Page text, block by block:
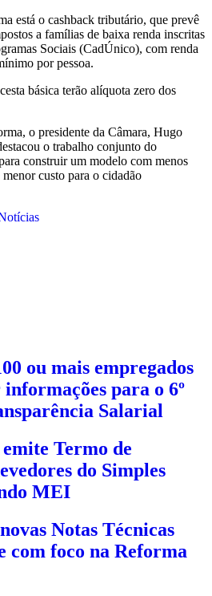
está o cashback tributário, que prevê
a famílias de baixa renda inscritas
Sociais (CadÚnico), com renda
por pessoa.
básica terão alíquota zero dos
o presidente da Câmara, Hugo
o trabalho conjunto do
construir um modelo com menos
custo para o cidadão
ou mais empregados
para o 6º
Salarial
Termo de
do Simples
MEI
Notas Técnicas
com foco na Reforma